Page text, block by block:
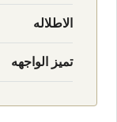
الاطلاله
تميز الواجهه